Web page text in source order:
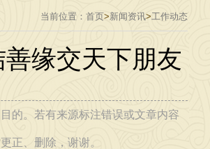
当前位置： 首页>新闻资讯>工作动态
缘交天下朋友
的。若有来源标注错误或文章内容
正、删除，谢谢。